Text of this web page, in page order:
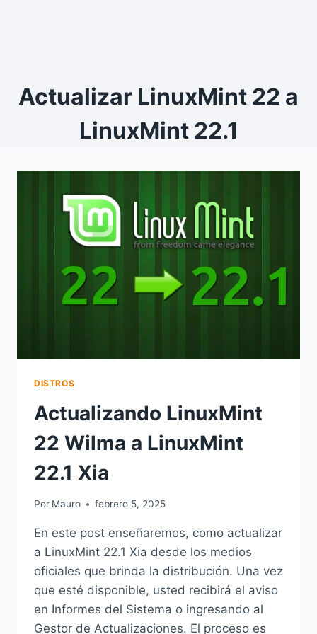
Actualizar LinuxMint 22 a
LinuxMint 22.1
DISTROS
Actualizando LinuxMint
22 Wilma a LinuxMint
22.1 Xia
Por Mauro febrero 5, 2025
En este post enseñaremos, como actualizar
a LinuxMint 22.1 Xia desde los medios
oficiales que brinda la distribución. Una vez
que esté disponible, usted recibirá el aviso
en Informes del Sistema o ingresando al
Gestor de Actualizaciones. El proceso es